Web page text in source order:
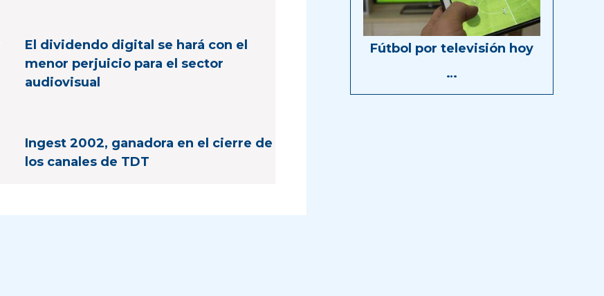
El dividendo digital se hará con el
menor perjuicio para el sector
audiovisual
Ingest 2002, ganadora en el cierre de
los canales de TDT
Fútbol por televisión hoy
…